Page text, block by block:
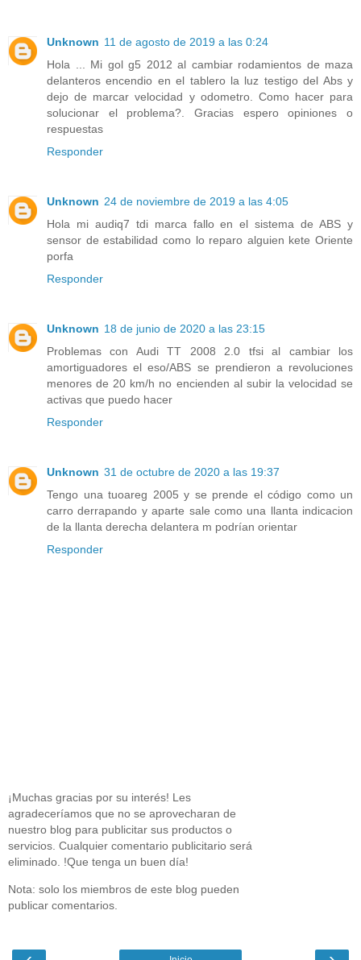
Unknown 11 de agosto de 2019 a las 0:24
Hola ... Mi gol g5 2012 al cambiar rodamientos de maza
delanteros encendio en el tablero la luz testigo del Abs y
dejo de marcar velocidad y odometro. Como hacer para
solucionar el problema?. Gracias espero opiniones o
respuestas
Responder
Unknown 24 de noviembre de 2019 a las 4:05
Hola mi audiq7 tdi marca fallo en el sistema de ABS y
sensor de estabilidad como lo reparo alguien kete Oriente
porfa
Responder
Unknown 18 de junio de 2020 a las 23:15
Problemas con Audi TT 2008 2.0 tfsi al cambiar los
amortiguadores el eso/ABS se prendieron a revoluciones
menores de 20 km/h no encienden al subir la velocidad se
activas que puedo hacer
Responder
Unknown 31 de octubre de 2020 a las 19:37
Tengo una tuoareg 2005 y se prende el código como un
carro derrapando y aparte sale como una llanta indicacion
de la llanta derecha delantera m podrían orientar
Responder
¡Muchas gracias por su interés! Les
agradeceríamos que no se aprovecharan de
nuestro blog para publicitar sus productos o
servicios. Cualquier comentario publicitario será
eliminado. !Que tenga un buen día!
Nota: solo los miembros de este blog pueden
publicar comentarios.